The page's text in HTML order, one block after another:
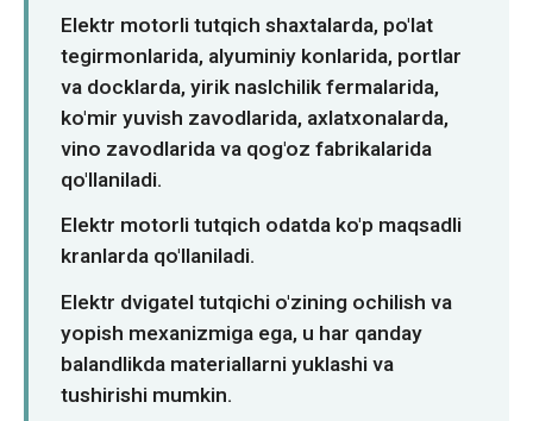
Elektr motorli tutqich shaxtalarda, po'lat
tegirmonlarida, alyuminiy konlarida, portlar
va docklarda, yirik naslchilik fermalarida,
ko'mir yuvish zavodlarida, axlatxonalarda,
vino zavodlarida va qog'oz fabrikalarida
qo'llaniladi.
Elektr motorli tutqich odatda ko'p maqsadli
kranlarda qo'llaniladi.
Elektr dvigatel tutqichi o'zining ochilish va
yopish mexanizmiga ega, u har qanday
balandlikda materiallarni yuklashi va
tushirishi mumkin.
Norsk